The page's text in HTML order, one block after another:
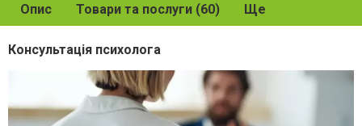
Опис Товари та послуги (60) Ще
Консультація психолога